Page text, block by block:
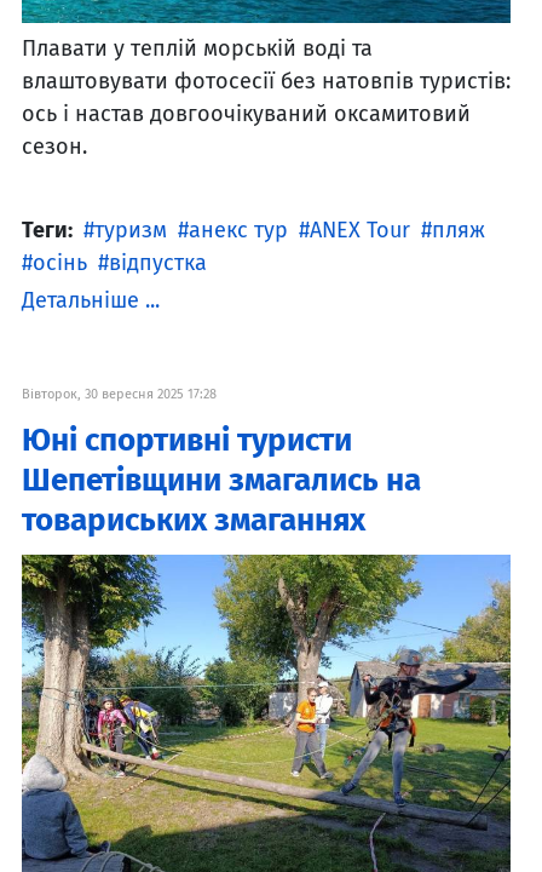
Плавати у теплій морській воді та
влаштовувати фотосесії без натовпів туристів:
ось і настав довгоочікуваний оксамитовий
сезон.
Теги: туризм анекс тур ANEX Tour
пляж
осінь
відпустка
Детальніше ...
Вівторок, 30 вересня 2025 17:28
Юні спортивні туристи
Шепетівщини змагались на
товариських змаганнях